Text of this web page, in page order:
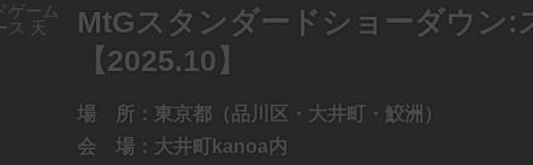
MtGスタンダードショーダウン:
【2025.10】
場 所： 東京都（品川区・大井町・鮫洲）
会 場： 大井町kanoa内